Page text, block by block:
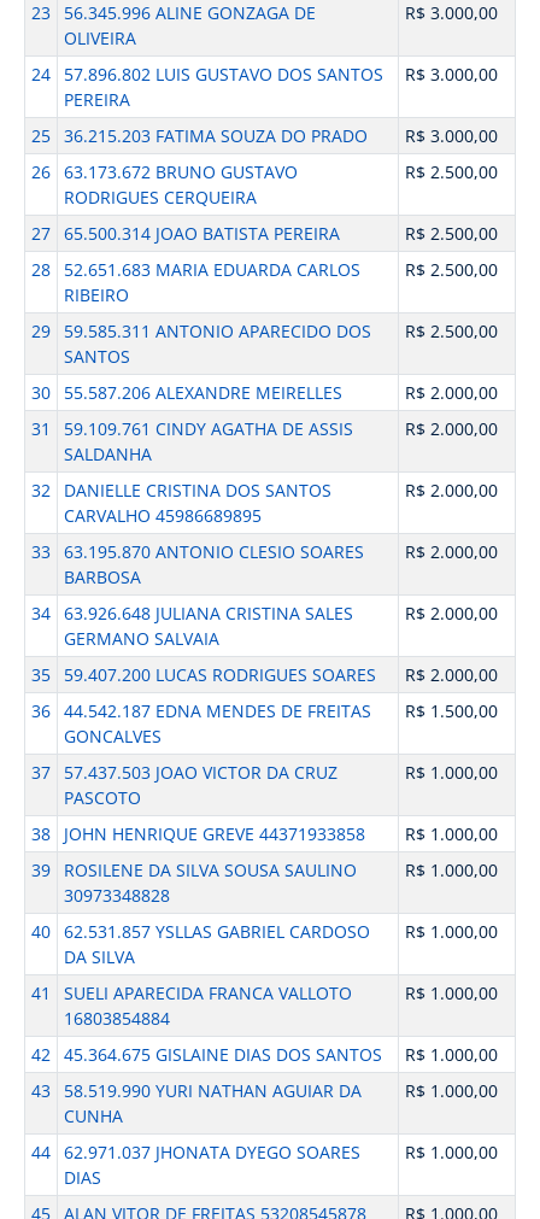
23
56.345.996 ALINE GONZAGA DE
OLIVEIRA
R$ 3.000,00
24
57.896.802 LUIS GUSTAVO DOS SANTOS
PEREIRA
R$ 3.000,00
25 36.215.203 FATIMA SOUZA DO PRADO
R$ 3.000,00
26 63.173.672 BRUNO GUSTAVO
RODRIGUES CERQUEIRA
R$ 2.500,00
27 65.500.314 JOAO BATISTA PEREIRA
R$ 2.500,00
28
52.651.683 MARIA EDUARDA CARLOS
RIBEIRO
R$ 2.500,00
29
59.585.311 ANTONIO APARECIDO DOS
SANTOS
R$ 2.500,00
30 55.587.206 ALEXANDRE MEIRELLES
R$ 2.000,00
31
59.109.761 CINDY AGATHA DE ASSIS
SALDANHA
R$ 2.000,00
32
DANIELLE CRISTINA DOS SANTOS
CARVALHO 45986689895
R$ 2.000,00
33 63.195.870 ANTONIO CLESIO SOARES
BARBOSA
R$ 2.000,00
34 63.926.648 JULIANA CRISTINA SALES
GERMANO SALVAIA
R$ 2.000,00
35 59.407.200 LUCAS RODRIGUES SOARES
R$ 2.000,00
36 44.542.187 EDNA MENDES DE FREITAS
GONCALVES
R$ 1.500,00
37
57.437.503 JOAO VICTOR DA CRUZ
PASCOTO
R$ 1.000,00
38 JOHN HENRIQUE GREVE 44371933858
R$ 1.000,00
39
ROSILENE DA SILVA SOUSA SAULINO
30973348828
R$ 1.000,00
40 62.531.857 YSLLAS GABRIEL CARDOSO
DA SILVA
R$ 1.000,00
41
SUELI APARECIDA FRANCA VALLOTO
16803854884
R$ 1.000,00
42 45.364.675 GISLAINE DIAS DOS SANTOS
R$ 1.000,00
43
58.519.990 YURI NATHAN AGUIAR DA
CUNHA
R$ 1.000,00
44 62.971.037 JHONATA DYEGO SOARES
DIAS
R$ 1.000,00
45 ALAN VITOR DE FREITAS 53208545878
R$ 1.000,00